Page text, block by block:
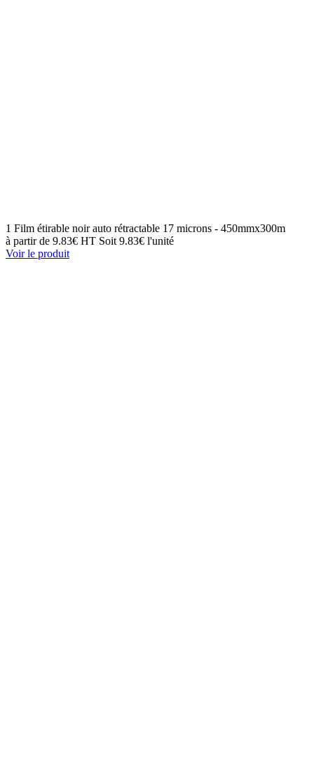
1 Film étirable noir auto rétractable 17 microns - 450mmx300m
à partir de 9.83€ HT Soit 9.83€ l'unité
Voir le produit